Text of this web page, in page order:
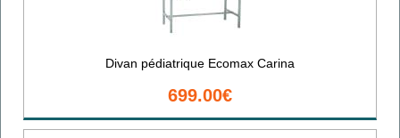
Divan pédiatrique Ecomax Carina
699.00€